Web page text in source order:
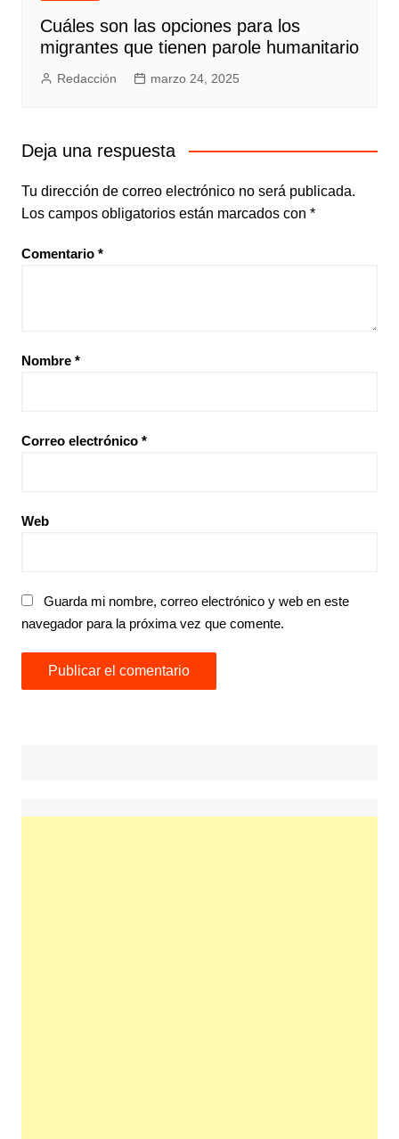
Cuáles son las opciones para los
migrantes que tienen parole humanitario
Redacción marzo 24, 2025
Deja una respuesta
Tu dirección de correo electrónico no será publicada.
Los campos obligatorios están marcados con *
Comentario *
Nombre *
Correo electrónico *
Web
Guarda mi nombre, correo electrónico y web en este
navegador para la próxima vez que comente.